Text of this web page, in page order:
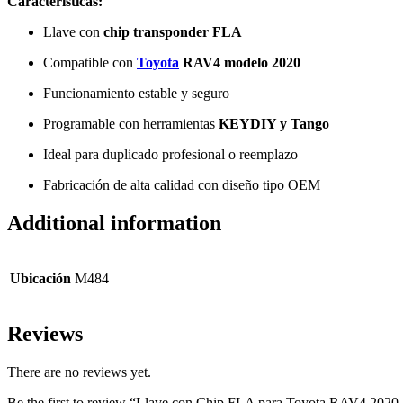
Llave con chip transponder FLA
Compatible con Toyota RAV4 modelo 2020
Funcionamiento estable y seguro
Programable con herramientas KEYDIY y Tango
Ideal para duplicado profesional o reemplazo
Fabricación de alta calidad con diseño tipo OEM
Additional information
Ubicación M484
Reviews
There are no reviews yet.